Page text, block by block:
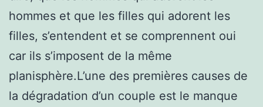
hommes et que les filles qui adorent les
filles, s’entendent et se comprennent oui
car ils s’imposent de la même
planisphère.L’une des premières causes de
la dégradation d’un couple est le manque